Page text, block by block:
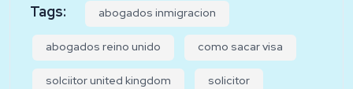
Tags: abogados inmigracion
abogados reino unido como sacar visa
solciitor united kingdom solicitor